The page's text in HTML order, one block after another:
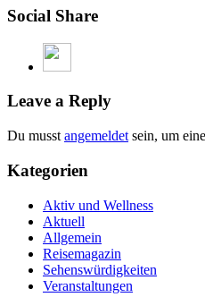
Social Share
Leave a Reply
Du musst angemeldet sein, um
Kategorien
Aktiv und Wellness
Aktuell
Allgemein
Reisemagazin
Sehenswürdigkeiten
Veranstaltungen